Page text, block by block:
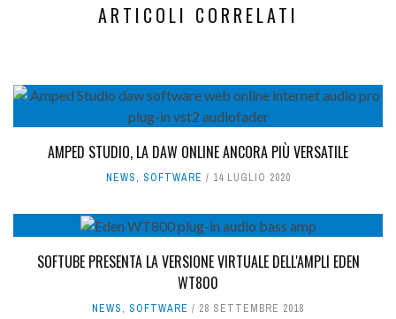
ARTICOLI CORRELATI
AMPED STUDIO, LA DAW ONLINE ANCORA PIÙ VERSATILE
NEWS, SOFTWARE 14 LUGLIO 2020
SOFTUBE PRESENTA LA VERSIONE VIRTUALE DELL'AMPLI EDEN
WT800
NEWS, SOFTWARE 28 SETTEMBRE 2018